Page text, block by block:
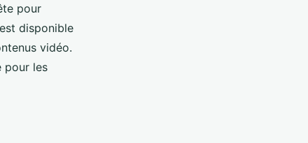
pour
disponible
vidéo.
pour les